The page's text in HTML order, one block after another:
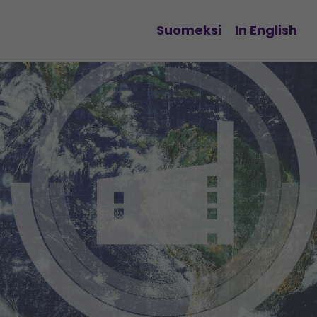
Vaihda kieltä
Suomeksi In English